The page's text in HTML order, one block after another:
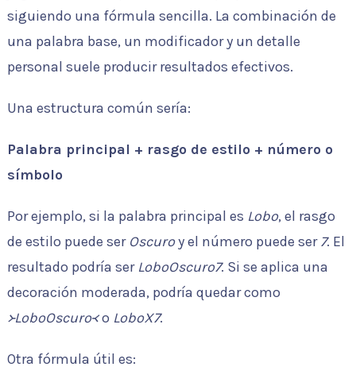
siguiendo una fórmula sencilla. La combinación de
una palabra base, un modificador y un detalle
personal suele producir resultados efectivos.
Una estructura común sería:
Palabra principal + rasgo de estilo + número o
símbolo
Por ejemplo, si la palabra principal es Lobo, el rasgo
de estilo puede ser Oscuroy el número puede ser7. El
resultado podría ser LoboOscuro7. Si se aplica una
decoración moderada, podría quedar como
᚛LoboOscuro᚜o LoboX7.
Otra fórmula útil es: